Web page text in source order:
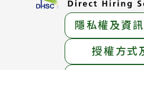
隱私權及資
授權方式